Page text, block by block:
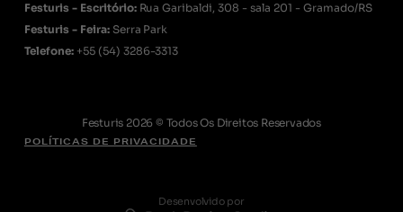
Festuris - Escritório: Rua Garibaldi, 308 - sala 201 - Gramado/RS
Festuris - Feira: Serra Park
Telefone: +55 (54) 3286-3313
Festuris 2026 © Todos Os Direitos Reservados
POLÍTICAS DE PRIVACIDADE
Desenvolvido por